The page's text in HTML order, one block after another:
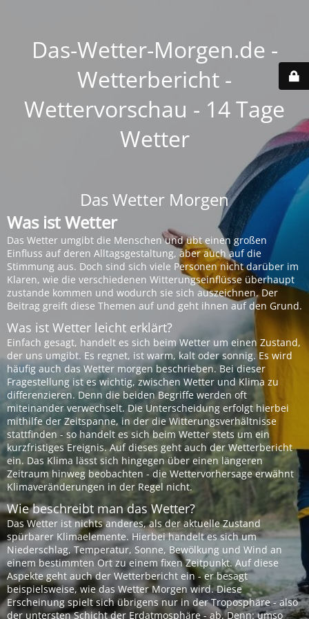
Das-Wetter-Morgen.de -
Wetterbericht -
Wettervorschau - 14 Tage
Wetter
Das Wetter Morgen
Was ist Wetter
Das Wetter umgibt die Menschen und übt einen großen
Einfluss auf deren Alltagsgestaltung, aber auch auf die
Stimmung aus. Doch sind sich viele Personen nicht darüber im
Klaren, wie die verschiedenen Witterungseinflüsse überhaupt
zustande kommen und wodurch sie sich auszeichnen. Der
Beitrag greift diese Themen auf und geht ihnen auf den Grund.
Was ist Wetter leicht erklärt?
Einfach gesagt, handelt es sich beim Wetter um einen Zustand,
der uns umgibt. Es regnet, ist warm, kalt oder sonnig. Es wird
häufig auch das Wetter morgen beschrieben. Bei dieser
Fragestellung ist es wichtig, zwischen Wetter und Klima zu
differenzieren. Denn die beiden Begriffe werden oft
miteinander verwechselt. Die Unterscheidung erfolgt hierbei
mithilfe der Zeitspanne, in der die Witterungsverhältnisse
stattfinden - so handelt es sich beim Wetter stets um ein
kurzfristiges Ereignis. Auf dieses geht auch der Wetterbericht
ein. Das Klima lässt sich hingegen über einen längeren
Zeitraum hinweg beobachten - die Wettervorhersage erwähnt
Klimaveränderungen in der Regel nicht.
Wie beschreibt man das Wetter?
Das Wetter ist nichts anderes, als der aktuelle Zustand
spürbarer Klimaelemente. Hierbei handelt es sich um
Niederschlag, Temperatur, Sonne, Bewölkung und Wind an
einem bestimmten Ort zu einem fixen Zeitpunkt. Auf diese
Aspekte geht auch der Wetterbericht ein - er besagt
beispielsweise, wie das Wetter Morgen wird. Diese
Erscheinung spielt sich übrigens nur in der Troposphäre - also
der untersten Schicht der Erdatmosphäre - ab. Denn: umso